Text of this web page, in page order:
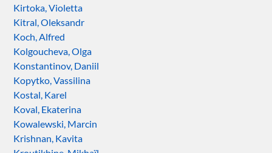
Kirtoka, Violetta
Kitral, Oleksandr
Koch, Alfred
Kolgoucheva, Olga
Konstantinov, Daniil
Kopytko, Vassilina
Kostal, Karel
Koval, Ekaterina
Kowalewski, Marcin
Krishnan, Kavita